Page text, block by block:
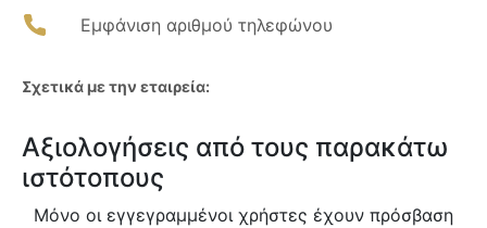
Εμφάνιση αριθμού τηλεφώνου
Σχετικά με την εταιρεία:
Αξιολογήσεις από τους παρακάτω
ιστότοπους
Μόνο οι εγγεγραμμένοι χρήστες έχουν πρόσβαση